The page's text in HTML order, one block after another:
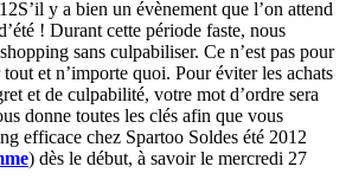
S’il y a bien un évènement que l’on attend
! Durant cette période faste, nous
sans culpabiliser. Ce n’est pas pour
et n’importe quoi. Pour éviter les achats
et de culpabilité, votre mot d’ordre sera
donne toutes les clés afin que vous
efficace chez Spartoo Soldes été 2012
) dès le début, à savoir le mercredi 27